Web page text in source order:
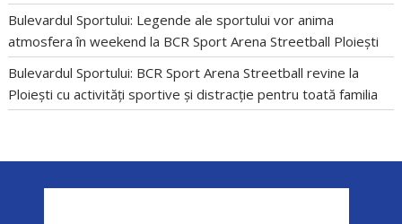
Bulevardul Sportului: Legende ale sportului vor anima
atmosfera în weekend la BCR Sport Arena Streetball Ploiești
Bulevardul Sportului: BCR Sport Arena Streetball revine la
Ploiești cu activități sportive și distracție pentru toată familia